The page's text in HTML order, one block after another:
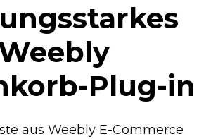
Plug-in
aus Weebly E-Commerce